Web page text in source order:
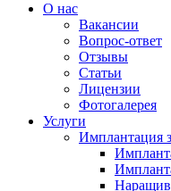
О нас
Вакансии
Вопрос-ответ
Отзывы
Статьи
Лицензии
Фотогалерея
Услуги
Имплантация